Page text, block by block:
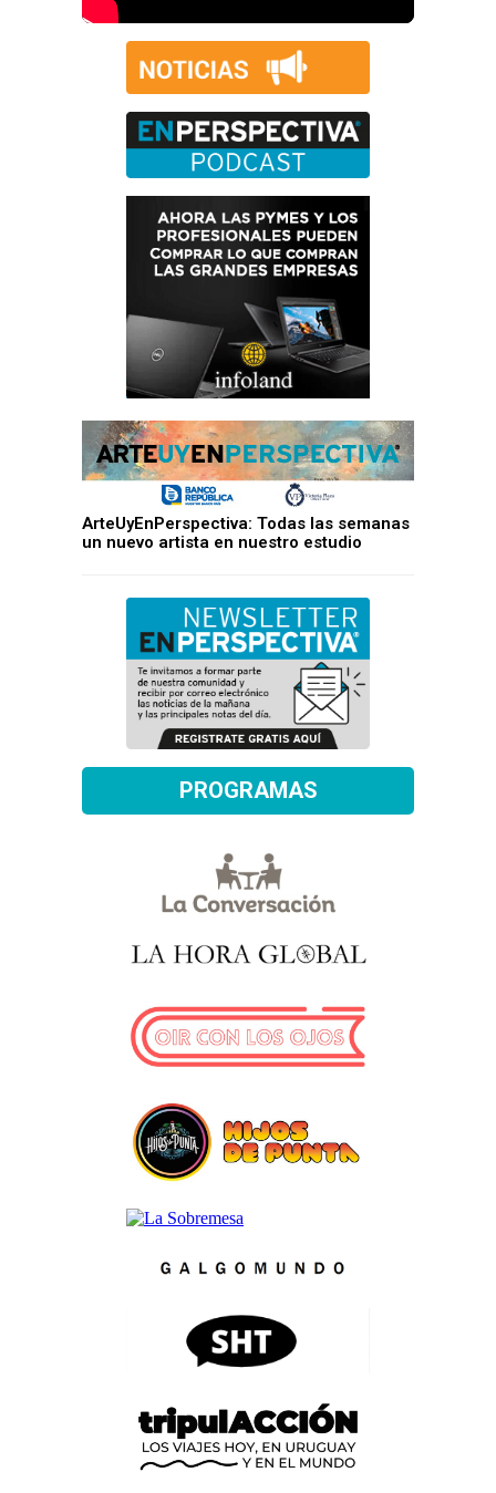
ArteUyEnPerspectiva: Todas las semanas
un nuevo artista en nuestro estudio
PROGRAMAS